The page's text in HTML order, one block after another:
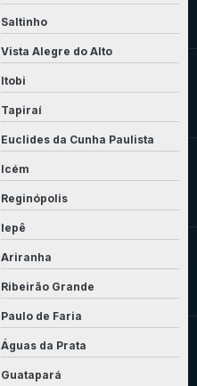
Saltinho
Vista Alegre do Alto
Itobi
Tapiraí
Euclides da Cunha Paulista
Icém
Reginópolis
Iepê
Ariranha
Ribeirão Grande
Paulo de Faria
Águas da Prata
Guatapará